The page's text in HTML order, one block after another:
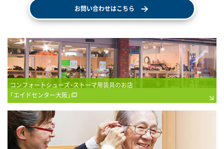
お問い合わせはこちら
コンフォートシューズ・ストーマ用装具のお店
「エイドセンター大阪」